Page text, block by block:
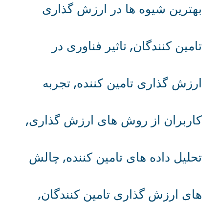
بهترین شیوه ها در ارزش گذاری
تامین کنندگان, تاثیر فناوری در
ارزش گذاری تامین کننده, تجربه
کاربران از روش های ارزش گذاری,
تحلیل داده های تامین کننده, چالش
های ارزش گذاری تامین کنندگان,